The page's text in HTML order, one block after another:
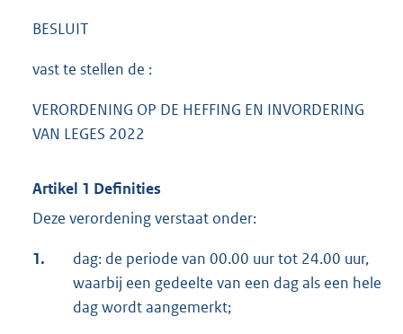
BESLUIT
vast te stellen de :
VERORDENING OP DE HEFFING EN INVORDERING
VAN LEGES 2022
Artikel 1 Definities
Deze verordening verstaat onder:
1.
dag: de periode van 00.00 uur tot 24.00 uur,
waarbij een gedeelte van een dag als een hele
dag wordt aangemerkt;